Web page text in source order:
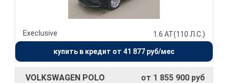
Execlusive 1.6 AT(110 Л.С.)
купить в кредит от 41 877 руб/мес
VOLKSWAGEN POLO от 1 855 900 руб